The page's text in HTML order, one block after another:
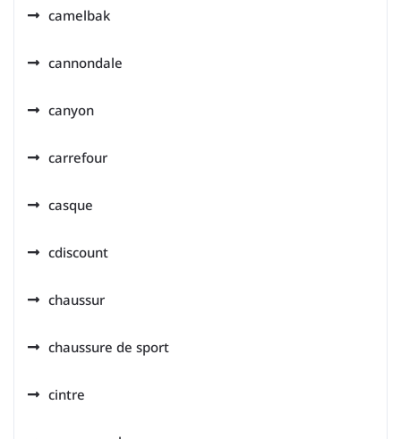
camelbak
cannondale
canyon
carrefour
casque
cdiscount
chaussur
chaussure de sport
cintre